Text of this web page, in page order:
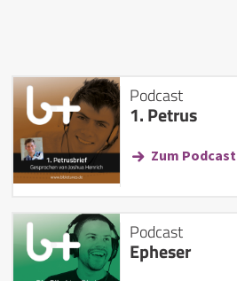
Podcast
1. Petrus
Zum Podcast
Podcast
Epheser